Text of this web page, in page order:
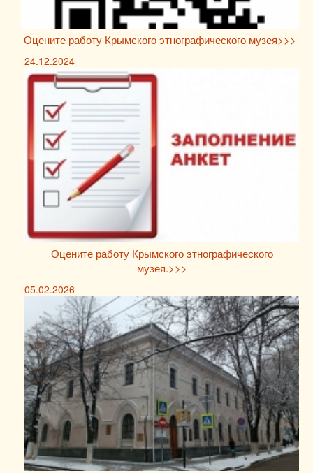
Оцените работу Крымского этнографического музея>>>
24.12.2024
Оцените работу Крымского этнографического
музея.>>>
05.02.2026